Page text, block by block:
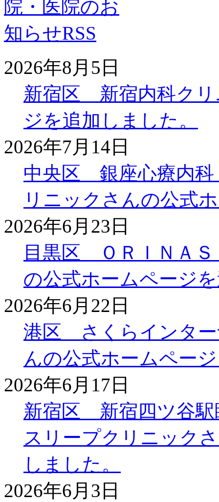
2026年8月5日
新宿区 新宿内科クリ
ジを追加しました。
2026年7月14日
中央区 銀座心療内科
リニックさんの公式
2026年6月23日
目黒区 ＯＲＩＮＡ
の公式ホームページ
2026年6月22日
港区 さくらインター
んの公式ホームペー
2026年6月17日
新宿区 新宿四ツ谷駅
スリープクリニック
しました。
2026年6月3日